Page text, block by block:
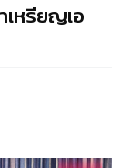
หรียญเอ